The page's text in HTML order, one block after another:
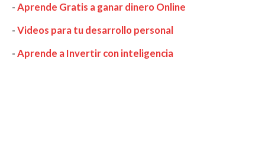
-Aprende Gratis a ganar dinero Online
-Videos para tu desarrollo personal
-Aprende a Invertir con inteligencia